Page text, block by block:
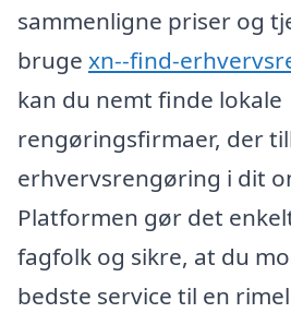
sammenligne priser og
bruge xn--find-
kan du nemt finde lokale
rengøringsfirmaer, der
erhvervsrengøring i dit
Platformen gør det
fagfolk og sikre, at du
bedste service til en